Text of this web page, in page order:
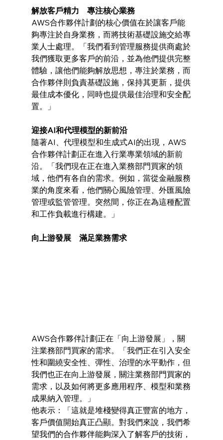
解放客戶精力　專注核心業務
AWS合作夥伴計劃的核心價值在於讓客戶能
夠專注於自身業務，而將技術基礎設施交給專
業人士處理。「我們看到管理服務提供商處於
我們獲取更多客戶的前沿，並為他們提供完整
體驗，讓他們能夠解放思想，專注於業務，而
合作夥伴則負責基礎設施，保持其更新，提供
最佳成本優化，同時也提供最佳治理和安全配
置。」
迎接AI和代理模型的新前沿
隨著AI、代理模型和生成式AI的出現，AWS
合作夥伴計劃正在進入行業專業領域的新前
沿。「我們現在正在進入業務部門買家的領
域，他們有各自的需求。例如，當從金融服務
業的角度來看，他們關心風險管理、外匯風險
管理或監管管理。突然間，你正在為這種配置
和工作負載進行構建。」
向上游發展　滿足業務需求
AWS合作夥伴計劃正在「向上游發展」，關
注業務部門買家的需求。「我們正在引入安全
性和圍繞安全性、彈性、治理的水平動作，但
我們也正在向上游發展，關注業務部門買家的
需求，以及如何將更多應用程序、模型和業務
成果納入管理。」
他表示：「這就是堆棧變得真正豐富的地方，
客戶價值開始真正凸顯。對我們來說，我們希
望我們的合作夥伴能夠深入了解客戶的技術，